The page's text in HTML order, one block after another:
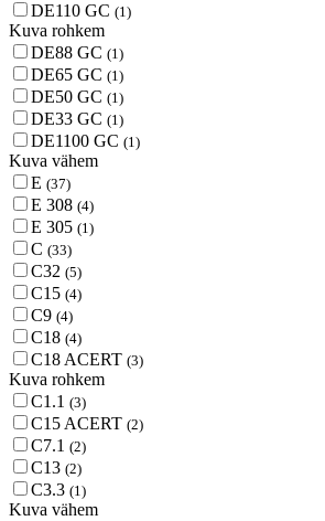
DE110 GC (1)
Kuva rohkem
DE88 GC (1)
DE65 GC (1)
DE50 GC (1)
DE33 GC (1)
DE1100 GC (1)
Kuva vähem
E (37)
E 308 (4)
E 305 (1)
C (33)
C32 (5)
C15 (4)
C9 (4)
C18 (4)
C18 ACERT (3)
Kuva rohkem
C1.1 (3)
C15 ACERT (2)
C7.1 (2)
C13 (2)
C3.3 (1)
Kuva vähem